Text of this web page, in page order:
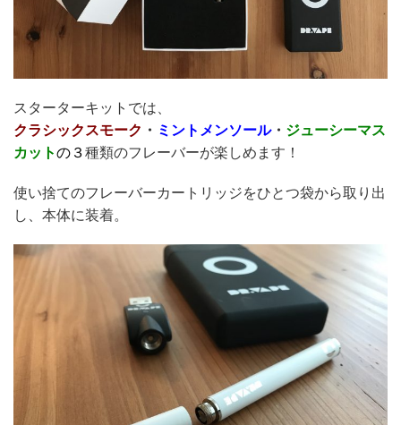
スターターキットでは、
クラシックスモーク ・ ミントメンソール・ ジューシーマス
カットの３種類のフレーバーが楽しめます！
使い捨てのフレーバーカートリッジをひとつ袋から取り出
し、本体に装着。